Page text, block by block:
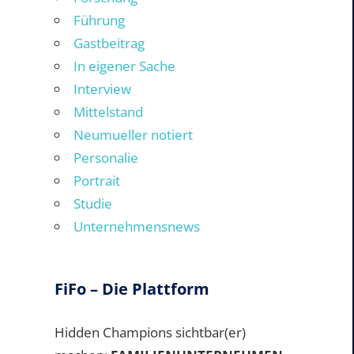
Führung
Gastbeitrag
In eigener Sache
Interview
Mittelstand
Neumueller notiert
Personalie
Portrait
Studie
Unternehmensnews
FiFo – Die Plattform
Hidden Champions sichtbar(er)